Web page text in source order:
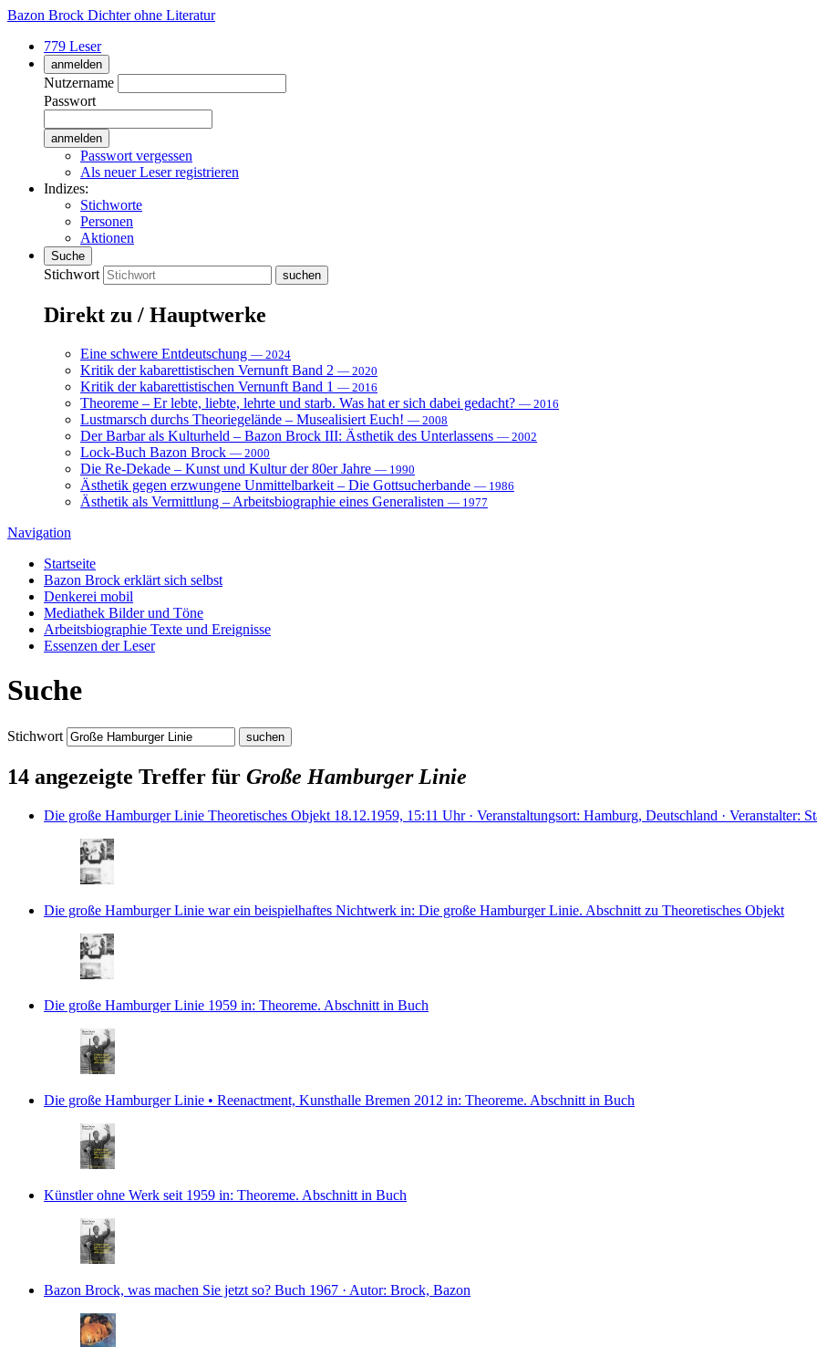
Bazon Brock Dichter ohne Literatur
779 Leser
anmelden
Nutzername
Passwort
Passwort vergessen
Als neuer Leser registrieren
Indizes:
Stichworte
Personen
Aktionen
Suche
Stichwort
Direkt zu / Hauptwerke
Eine schwere Entdeutschung — 2024
Kritik der kabarettistischen Vernunft Band 2 — 2020
Kritik der kabarettistischen Vernunft Band 1 — 2016
Theoreme – Er lebte, liebte, lehrte und starb. Was hat er sich dabei gedacht? — 2016
Lustmarsch durchs Theoriegelände – Musealisiert Euch! — 2008
Der Barbar als Kulturheld – Bazon Brock III: Ästhetik des Unterlassens — 2002
Lock-Buch Bazon Brock — 2000
Die Re-Dekade – Kunst und Kultur der 80er Jahre — 1990
Ästhetik gegen erzwungene Unmittelbarkeit – Die Gottsucherbande — 1986
Ästhetik als Vermittlung – Arbeitsbiographie eines Generalisten — 1977
Navigation
Startseite
Bazon Brock erklärt sich selbst
Denkerei mobil
Mediathek Bilder und Töne
Arbeitsbiographie Texte und Ereignisse
Essenzen der Leser
Suche
Stichwort
14 angezeigte Treffer für Große Hamburger Linie
Die große Hamburger Linie Theoretisches Objekt 18.12.1959, 15:11 Uhr · Veranstaltungsort: Hamburg, Deutschland · Veranstalter:
Die große Hamburger Linie war ein beispielhaftes Nichtwerk in: Die große Hamburger Linie. Abschnitt zu Theoretisches Objekt
Die große Hamburger Linie 1959 in: Theoreme. Abschnitt in Buch
Die große Hamburger Linie • Reenactment, Kunsthalle Bremen 2012 in: Theoreme. Abschnitt in Buch
Künstler ohne Werk seit 1959 in: Theoreme. Abschnitt in Buch
Bazon Brock, was machen Sie jetzt so? Buch 1967 · Autor: Brock, Bazon